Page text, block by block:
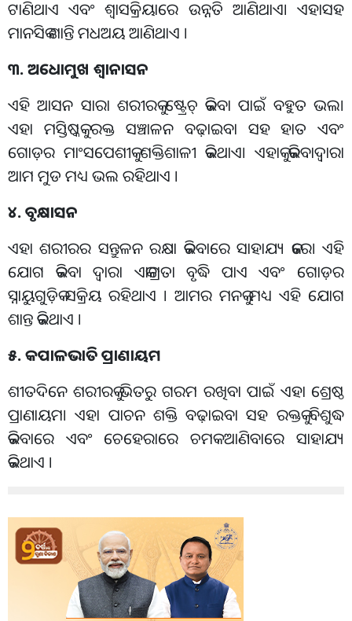
ଟାଣିଥାଏ ଏବଂ ଶ୍ୱାସକ୍ରିୟାରେ ଉନ୍ନତି ଆଣିଥାଏ। ଏହାସହ
ମାନସିକ ଶାନ୍ତି ମଧଅୟ ଆଣିଥାଏ ।
୩. ଅଧୋମୁଖ ଶ୍ୱାନାସନ
ଏହି ଆସନ ସାରା ଶରୀରକୁ ଷ୍ଟ୍ରେଚ୍ କରିବା ପାଇଁ ବହୁତ ଭଲ।
ଏହା ମସ୍ତିଷ୍କକୁ ରକ୍ତ ସଞ୍ଚାଳନ ବଢ଼ାଇବା ସହ ହାତ ଏବଂ
ଗୋଡ଼ର ମାଂସପେଶୀକୁ ଶକ୍ତିଶାଳୀ କରିଥାଏ। ଏହାକୁ କରିବାଦ୍ବାରା
ଆମ ମୁଡ ମଧ୍ୟ ଭଲ ରହିଥାଏ ।
୪. ବୃକ୍ଷାସନ
ଏହା ଶରୀରର ସନ୍ତୁଳନ ରକ୍ଷା କରିବାରେ ସାହାଯ୍ୟ କରେ। ଏହି
ଯୋଗ କରିବା ଦ୍ୱାରା ଏକାଗ୍ରତା ବୃଦ୍ଧି ପାଏ ଏବଂ ଗୋଡ଼ର
ସ୍ନାୟୁଗୁଡ଼ିକ ସକ୍ରିୟ ରହିଥାଏ । ଆମର ମନକୁ ମଧ୍ୟ ଏହି ଯୋଗ
ଶାନ୍ତ କରିଥାଏ ।
୫. କପାଳଭାତି ପ୍ରାଣାୟମ
ଶୀତଦିନେ ଶରୀରକୁ ଭିତରୁ ଗରମ ରଖିବା ପାଇଁ ଏହା ଶ୍ରେଷ୍ଠ
ପ୍ରାଣାୟମ। ଏହା ପାଚନ ଶକ୍ତି ବଢ଼ାଇବା ସହ ରକ୍ତକୁ ବିଶୁଦ୍ଧ
କରିବାରେ ଏବଂ ଚେହେରାରେ ଚମକ ଆଣିବାରେ ସାହାଯ୍ୟ
କରିଥାଏ ।